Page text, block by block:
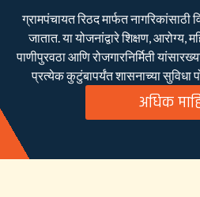
ग्रामपंचायत रिठद मार्फत नागरिकांसाठी
जातात. या योजनांद्वारे शिक्षण, आरोग्य,
पाणीपुरवठा आणि रोजगारनिर्मिती
प्रत्येक कुटुंबापर्यंत शासनाच्या सुविधा
अधिक